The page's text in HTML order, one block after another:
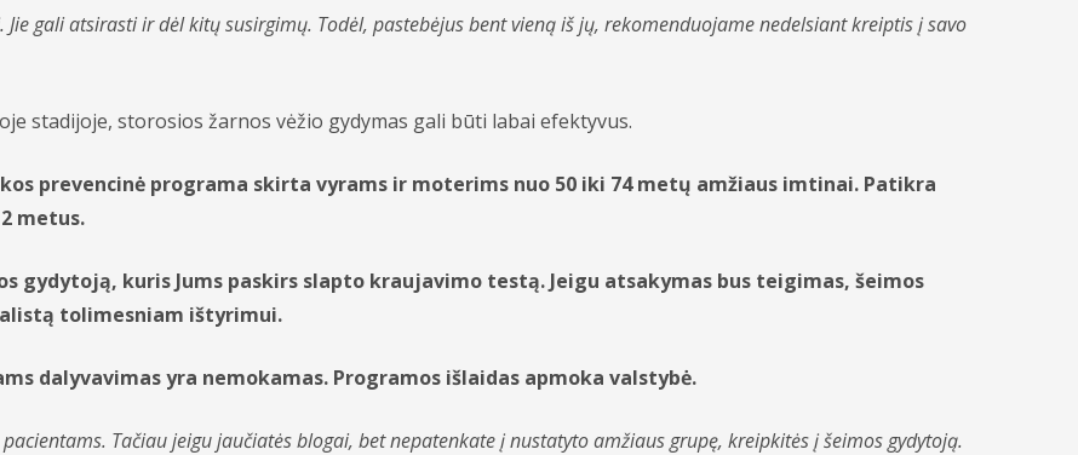
gali atsirasti ir dėl kitų susirgimų. Todėl, pastebėjus bent vieną iš jų, rekomenduojame nedelsiant kreiptis į savo
stadijoje, storosios žarnos vėžio gydymas gali būti labai efektyvus.
prevencinė programa skirta vyrams ir moterims nuo 50 iki 74 metų amžiaus imtinai. Patikra
metus.
kuris Jums paskirs slapto kraujavimo testą. Jeigu atsakymas bus teigimas, šeimos
tolimesniam ištyrimui.
dalyvavimas yra nemokamas. Programos išlaidas apmoka valstybė.
Tačiau jeigu jaučiatės blogai, bet nepatenkate į nustatyto amžiaus grupę, kreipkitės į šeimos gydytoją.